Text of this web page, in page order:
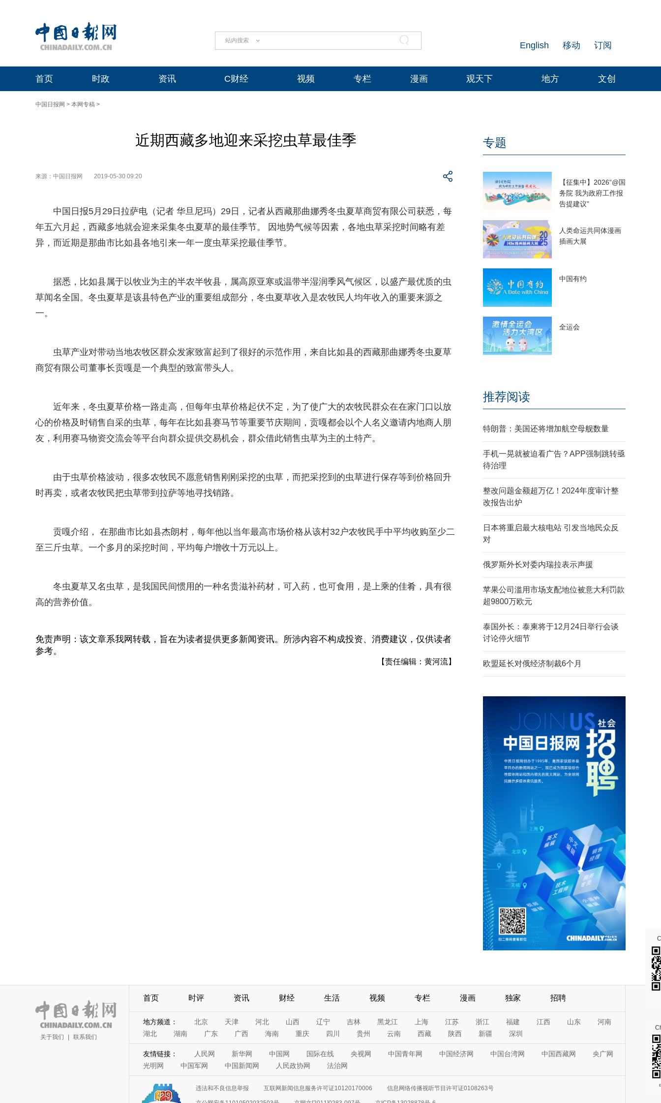
站内搜索 订阅
移动
English
首页 时政 资讯 C财经 视频 专栏 漫画 观天下 地方 文创
中国日报网 > 本网专稿 >
近期西藏多地迎来采挖虫草最佳季
来源：中国日报网 2019-05-30 09:20
中国日报5月29日拉萨电（记者 华旦尼玛）29日，记者从西藏那曲娜秀冬虫夏草商贸有限公司获悉，每
年五六月起，西藏多地就会迎来采集冬虫夏草的最佳季节。 因地势气候等因素，各地虫草采挖时间略有差
异，而近期是那曲市比如县各地引来一年一度虫草采挖最佳季节。
据悉，比如县属于以牧业为主的半农半牧县，属高原亚寒或温带半湿润季风气候区，以盛产最优质的虫
草闻名全国。冬虫夏草是该县特色产业的重要组成部分，冬虫夏草收入是农牧民人均年收入的重要来源之
一。
虫草产业对带动当地农牧区群众发家致富起到了很好的示范作用，来自比如县的西藏那曲娜秀冬虫夏草
商贸有限公司董事长贡嘎是一个典型的致富带头人。
近年来，冬虫夏草价格一路走高，但每年虫草价格起伏不定，为了使广大的农牧民群众在在家门口以放
心的价格及时销售自采的虫草，每年在比如县赛马节等重要节庆期间，贡嘎都会以个人名义邀请内地商人朋
友，利用赛马物资交流会等平台向群众提供交易机会，群众借此销售虫草为主的土特产。
由于虫草价格波动，很多农牧民不愿意销售刚刚采挖的虫草，而把采挖到的虫草进行保存等到价格回升
时再卖，或者农牧民把虫草带到拉萨等地寻找销路。
贡嘎介绍， 在那曲市比如县杰朗村，每年他以当年最高市场价格从该村32户农牧民手中平均收购至少二
至三斤虫草。一个多月的采挖时间，平均每户增收十万元以上。
冬虫夏草又名虫草，是我国民间惯用的一种名贵滋补药材，可入药，也可食用，是上乘的佳肴，具有很
高的营养价值。
免责声明：该文章系我网转载，旨在为读者提供更多新闻资讯。所涉内容不构成投资、消费建议，仅供读者
参考。
【责任编辑：黄河流】
专题
【征集中】2026“@国
务院 我为政府工作报
告提建议”
人类命运共同体漫画
插画大展
中国有约
全运会
推荐阅读
特朗普：美国还将增加航空母舰数量
手机一晃就被迫看广告？APP强制跳转亟
待治理
整改问题金额超万亿！2024年度审计整
改报告出炉
日本将重启最大核电站 引发当地民众反
对
俄罗斯外长对委内瑞拉表示声援
苹果公司滥用市场支配地位被意大利罚款
超9800万欧元
泰国外长：泰柬将于12月24日举行会谈
讨论停火细节
欧盟延长对俄经济制裁6个月
关于我们 | 联系我们
首页 时评 资讯 财经 生活 视频 专栏 漫画 独家 招聘
地方频道： 北京 天津 河北 山西 辽宁 吉林 黑龙江 上海 江苏 浙江 福建 江西 山东
河南
湖北
湖南 广东 广西 海南 重庆 四川 贵州 云南 西藏 陕西 新疆 深圳
友情链接： 人民网 新华网 中国网 国际在线 央视网 中国青年网 中国经济网 中国台湾网 中国西藏网
央广网
光明网
中国军网 中国新闻网 人民政协网 法治网
违法和不良信息举报 互联网新闻信息服务许可证10120170006 信息网络传播视听节目许可证0108263号